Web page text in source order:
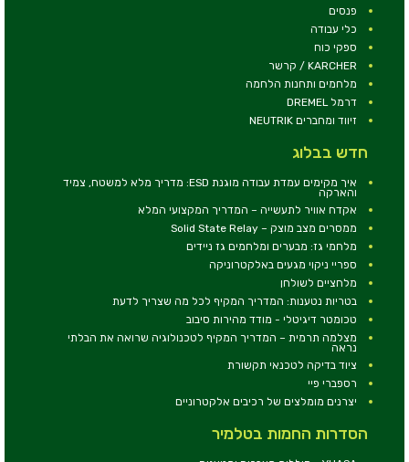
פנסים
כלי עבודה
ספקי כוח
KARCHER / קרשר
מלחמים ותחנות הלחמה
דרמל DREMEL
זיווד ומחברים NEUTRIK
חדש בבלוג
איך מקימים עמדת עבודה מוגנת ESD: מדריך מלא למשטח, צמיד
והארקה
אקדח אוויר לתעשייה – המדריך המקצועי המלא
ממסרים מצב מוצק – Solid State Relay
מלחמי גז: מבערים ומלחמים גז ניידים
ספריי ניקוי מגעים באלקטרוניקה
מלחציים לשולחן
בטריות נטענות: המדריך המקיף לכל מה שצריך לדעת
טכומטר דיגיטלי - מודד מהירות סיבוב
מצלמה תרמית – המדריך המקיף לטכנולוגיה שרואה את הבלתי
נראה
ציוד בדיקה לטכנאי תקשורת
רספברי פיי
יצרנים מומלצים של רכיבים אלקטרוניים
הסדרות החמות בטלמיר